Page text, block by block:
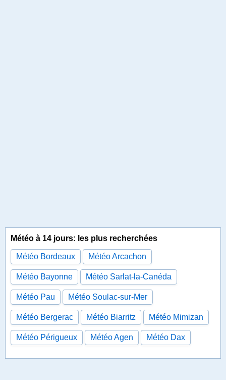
Météo à 14 jours: les plus recherchées
Météo Bordeaux Météo Arcachon
Météo Bayonne Météo Sarlat-la-Canéda
Météo Pau Météo Soulac-sur-Mer
Météo Bergerac Météo Biarritz Météo Mimizan
Météo Périgueux Météo Agen Météo Dax